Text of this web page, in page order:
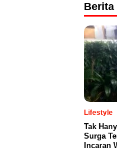
Berita
Lifestyle
Tak
Surga
Incaran